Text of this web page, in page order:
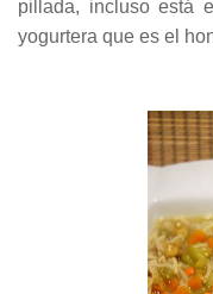
pillada, incluso está
yogurtera que es el